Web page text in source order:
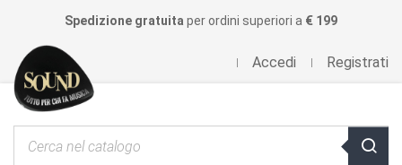
Spedizione gratuita per ordini superiori a € 199
Accedi Registrati